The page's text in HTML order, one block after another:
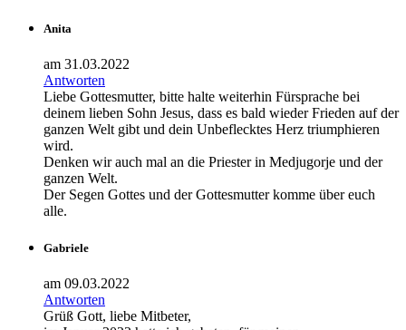
Anita
am 31.03.2022
Antworten
Liebe Gottesmutter, bitte halte weiterhin Fürsprache bei
deinem lieben Sohn Jesus, dass es bald wieder Frieden auf der
ganzen Welt gibt und dein Unbeflecktes Herz triumphieren
wird.
Denken wir auch mal an die Priester in Medjugorje und der
ganzen Welt.
Der Segen Gottes und der Gottesmutter komme über euch
alle.
Gabriele
am 09.03.2022
Antworten
Grüß Gott, liebe Mitbeter,